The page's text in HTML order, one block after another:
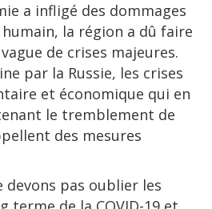
a infligé des dommages
la région a dû faire
de crises majeures.
par la Russie, les crises
et économique qui en
le tremblement de
des mesures
devons pas oublier les